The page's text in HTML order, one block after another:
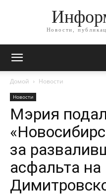
Новости,
Домой Новости
Новости
Мэрия
за
асфальта на